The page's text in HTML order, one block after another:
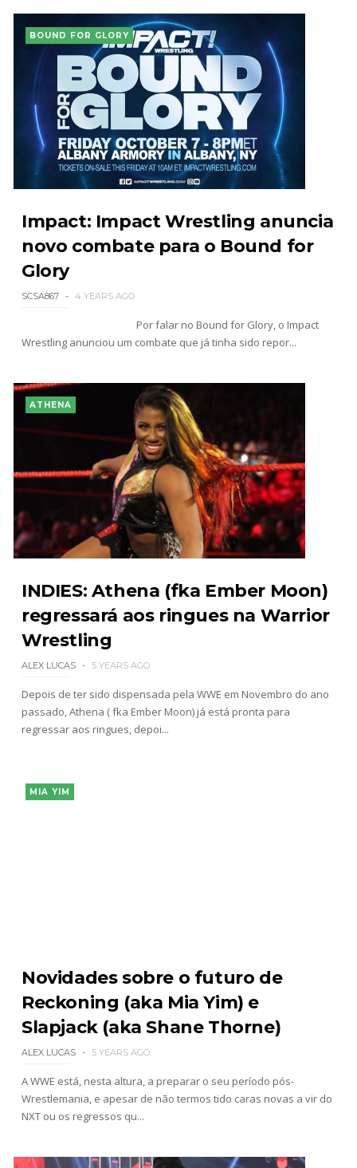
BOUND FOR GLORY
Impact: Impact Wrestling anuncia
novo combate para o Bound for
Glory
SCSA867 4 YEARS AGO
Por falar no Bound for Glory, o Impact
Wrestling anunciou um combate que já tinha sido repor...
ATHENA
INDIES: Athena (fka Ember Moon)
regressará aos ringues na Warrior
Wrestling
ALEX LUCAS 5 YEARS AGO
Depois de ter sido dispensada pela WWE em Novembro do ano
passado, Athena ( fka Ember Moon) já está pronta para
regressar aos ringues, depoi...
MIA YIM
Novidades sobre o futuro de
Reckoning (aka Mia Yim) e
Slapjack (aka Shane Thorne)
ALEX LUCAS 5 YEARS AGO
A WWE está, nesta altura, a preparar o seu período pós-
Wrestlemania, e apesar de não termos tido caras novas a vir do
NXT ou os regressos qu...